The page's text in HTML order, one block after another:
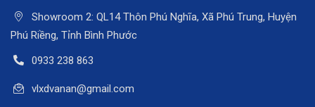
Showroom 2: QL14 Thôn Phú Nghĩa, Xã Phú Trung, Huyện
Phú Riềng, Tỉnh Bình Phước
0933 238 863
vlxdvanan@gmail.com